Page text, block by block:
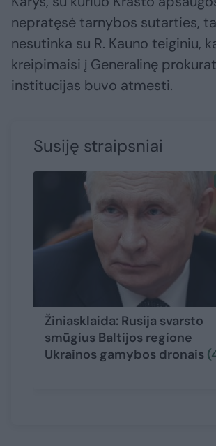
nepratęsė tarnybos sutarties,
nesutinka su R. Kauno teiginiu,
kreipimaisi į Generalinę
institucijas buvo atmesti.
Susiję straipsniai
Žiniasklaida: Rusija svarsto
smūgius Baltijos regione
Ukrainos gamybos dronais